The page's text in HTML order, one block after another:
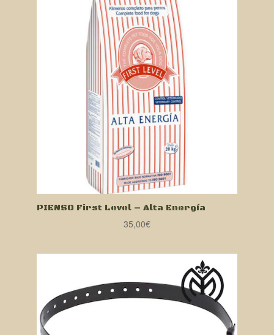
PIENSO First Level – Alta Energía
35,00€